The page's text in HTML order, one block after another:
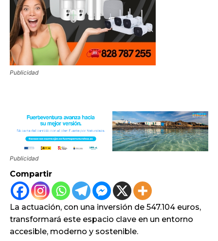
Publicidad
Publicidad
Compartir
La actuación, con una inversión de 547.104 euros,
transformará este espacio clave en un entorno
accesible, moderno y sostenible.